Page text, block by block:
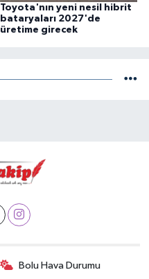
Toyota'nın yeni nesil hibrit
bataryaları 2027'de
üretime girecek
Bolu Hava Durumu